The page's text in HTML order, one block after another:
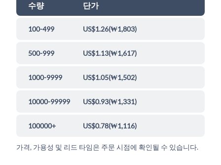
수량 단가
100-499 US$1.26(₩1,803)
500-999 US$1.13(₩1,617)
1000-9999 US$1.05(₩1,502)
10000-99999 US$0.93(₩1,331)
100000+ US$0.78(₩1,116)
가격, 가용성 및 리드 타임은 주문 시점에 확인될 수 있습니다.